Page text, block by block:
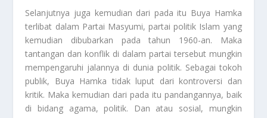
Selanjutnya juga kemudian dari pada itu Buya Hamka
terlibat dalam Partai Masyumi, partai politik Islam yang
kemudian dibubarkan pada tahun 1960-an. Maka
tantangan dan konflik di dalam partai tersebut mungkin
mempengaruhi jalannya di dunia politik. Sebagai tokoh
publik, Buya Hamka tidak luput dari kontroversi dan
kritik. Maka kemudian dari pada itu pandangannya, baik
di bidang agama, politik. Dan atau sosial, mungkin